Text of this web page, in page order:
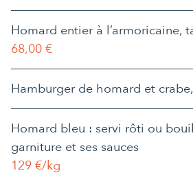
Homard entier à l’armoricaine,
68,00 €
Hamburger de homard et
Homard bleu : servi rôti ou
garniture et ses sauces
129 €/kg